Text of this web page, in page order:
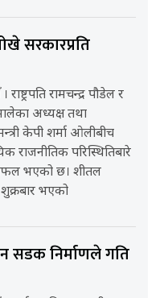
सरकारप्रति
राष्ट्रपति रामचन्द्र पौडेल र
अध्यक्ष तथा
केपी शर्मा ओलीबीच
राजनीतिक परिस्थितिबारे
भएको छ। शीतल
भएको
सडक निर्माणले गति